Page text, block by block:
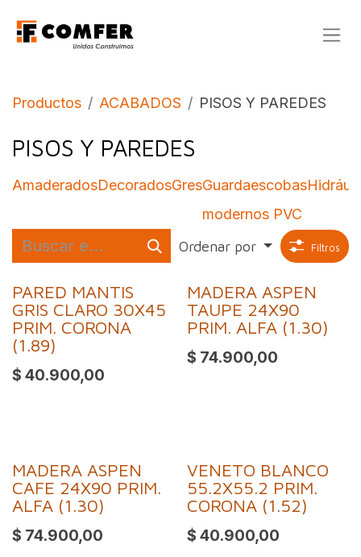
Productos ACABADOS PISOS Y PAREDES
PISOS Y PAREDES
AmaderadosDecoradosGresGuardaescobas
modernos PVC
Ordenar por Filtros
PARED MANTIS
GRIS CLARO 30X45
PRIM. CORONA
(1.89)
$ 40.900,00
MADERA ASPEN
TAUPE 24X90
PRIM. ALFA (1.30)
$ 74.900,00
MADERA ASPEN
CAFE 24X90 PRIM.
ALFA (1.30)
$ 74.900,00
VENETO BLANCO
55.2X55.2 PRIM.
CORONA (1.52)
$ 40.900,00